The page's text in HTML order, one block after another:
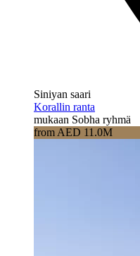
Siniyan saari
Korallin ranta
mukaan Sobha ryhmä
from AED 11.0M